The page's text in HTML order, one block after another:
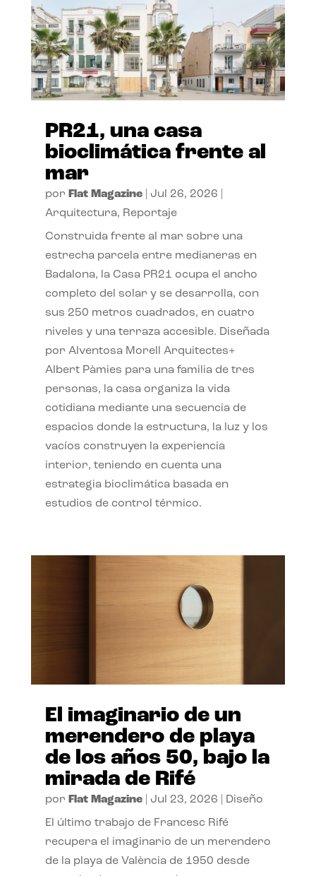
PR21, una casa
bioclimática frente al
mar
por Flat Magazine| Jul 26, 2026
Arquitectura, Reportaje
Construida frente al mar sobre una
estrecha parcela entre medianeras en
Badalona, la Casa PR21 ocupa el ancho
completo del solar y se desarrolla, con
sus 250 metros cuadrados, en cuatro
niveles y una terraza accesible. Diseñada
por Alventosa Morell Arquitectes+
Albert Pàmies para una familia de tres
personas, la casa organiza la vida
cotidiana mediante una secuencia de
espacios donde la estructura, la luz y los
vacíos construyen la experiencia
interior, teniendo en cuenta una
estrategia bioclimática basada en
estudios de control térmico.
El imaginario de un
merendero de playa
de los años 50, bajo la
mirada de Rifé
por Flat Magazine| Jul 23, 2026 Diseño
El último trabajo de Francesc Rifé
recupera el imaginario de un merendero
de la playa de València de 1950 desde